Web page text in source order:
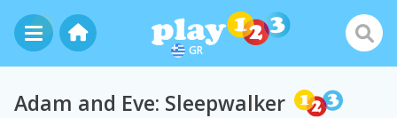
GR
Adam and Eve: Sleepwalker